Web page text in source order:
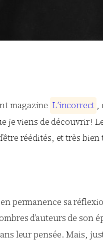
magazine L’incorrect ,
je viens de découvrir !
réédités, et très
permanence sa
d’auteurs de son
leur pensée. Mais,